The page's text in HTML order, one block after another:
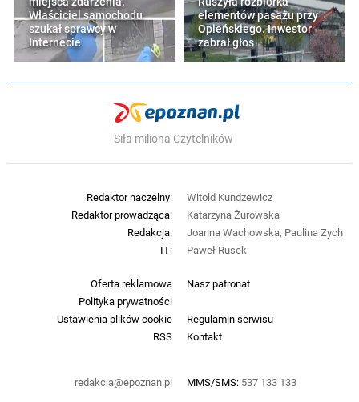
Właściciel samochodu
szukał sprawcy w
Internecie
elementów pasażu przy
Opieńskiego. Inwestor
zabrał głos
Siła miliona Czytelników
Oferta reklamowa
Nasz patronat
Polityka prywatności
Ustawienia plików cookie
Regulamin serwisu
RSS
Kontakt
redakcja@epoznan.pl MMS/SMS: 537 133 133
Redaktor naczelny:
Witold Kundzewicz
Redaktor prowadząca:
Katarzyna Żurowska
Redakcja:
Joanna Wachowska, Paulina Zych
IT:
Paweł Rusek